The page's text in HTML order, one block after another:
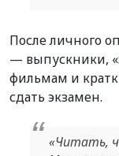
После личного
— выпускники,
фильмам и
сдать экзамен.
«Читать,